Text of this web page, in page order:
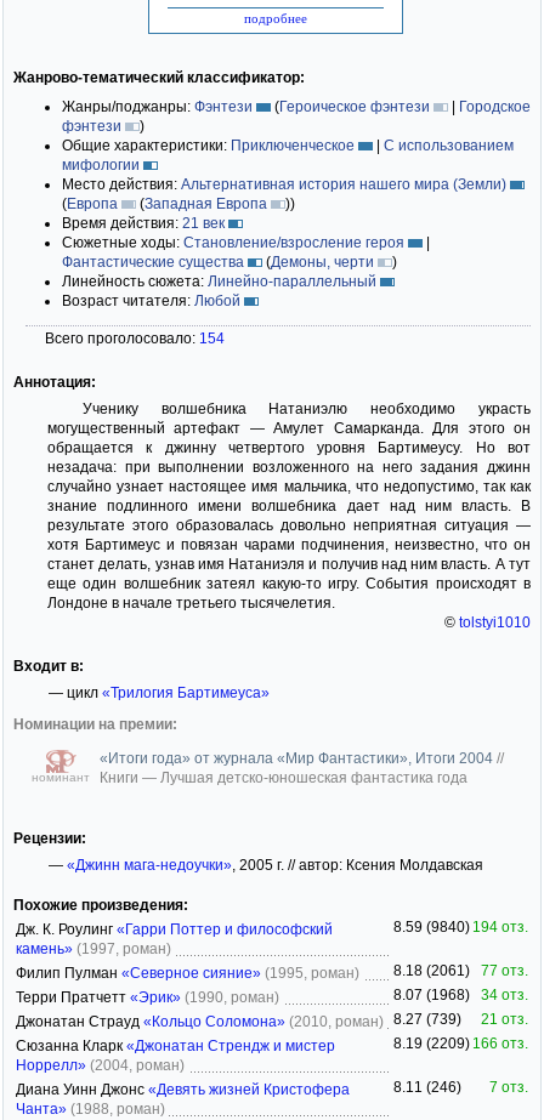
подробнее
Жанрово-тематический классификатор:
Жанры/поджанры: Фэнтези (Героическое фэнтези | Городское
фэнтези
)
Общие характеристики: Приключенческое | С использованием
мифологии
Место действия: Альтернативная история нашего мира (Земли)
(Европа (Западная Европа ))
Время действия: 21 век
Сюжетные ходы: Становление/взросление героя
|
Фантастические существа
(Демоны, черти
)
Линейность сюжета: Линейно-параллельный
Возраст читателя: Любой
Всего проголосовало: 154
Аннотация:
Ученику волшебника Натаниэлю необходимо украсть
могущественный артефакт — Амулет Самарканда. Для этого он
обращается к джинну четвертого уровня Бартимеусу. Но вот
незадача: при выполнении возложенного на него задания джинн
случайно узнает настоящее имя мальчика, что недопустимо, так как
знание подлинного имени волшебника дает над ним власть. В
результате этого образовалась довольно неприятная ситуация —
хотя Бартимеус и повязан чарами подчинения, неизвестно, что он
станет делать, узнав имя Натаниэля и получив над ним власть. А тут
еще один волшебник затеял какую-то игру. События происходят в
Лондоне в начале третьего тысячелетия.
© tolstyi1010
Входит в:
— цикл «Трилогия Бартимеуса»
Номинации на премии:
номинант
«Итоги года» от журнала «Мир Фантастики», Итоги 2004 //
Книги — Лучшая детско-юношеская фантастика года
Рецензии:
— «Джинн мага-недоучки», 2005 г. // автор: Ксения Молдавская
Похожие произведения:
Дж. К. Роулинг «Гарри Поттер и философский
камень» (1997, роман)
8.59 (9840) 194 отз.
Филип Пулман «Северное сияние» (1995, роман) 8.18 (2061)
77 отз.
Терри Пратчетт «Эрик» (1990, роман) 8.07 (1968)
34 отз.
Джонатан Страуд «Кольцо Соломона» (2010, роман) 8.27 (739)
21 отз.
Сюзанна Кларк «Джонатан Стрендж и мистер
Норрелл» (2004, роман)
8.19 (2209) 166 отз.
Диана Уинн Джонс «Девять жизней Кристофера
Чанта» (1988, роман)
8.11 (246) 7 отз.